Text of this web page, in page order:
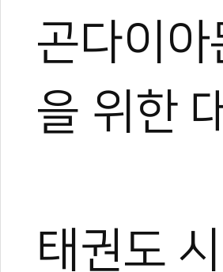
곤다이
을 위한
태권도